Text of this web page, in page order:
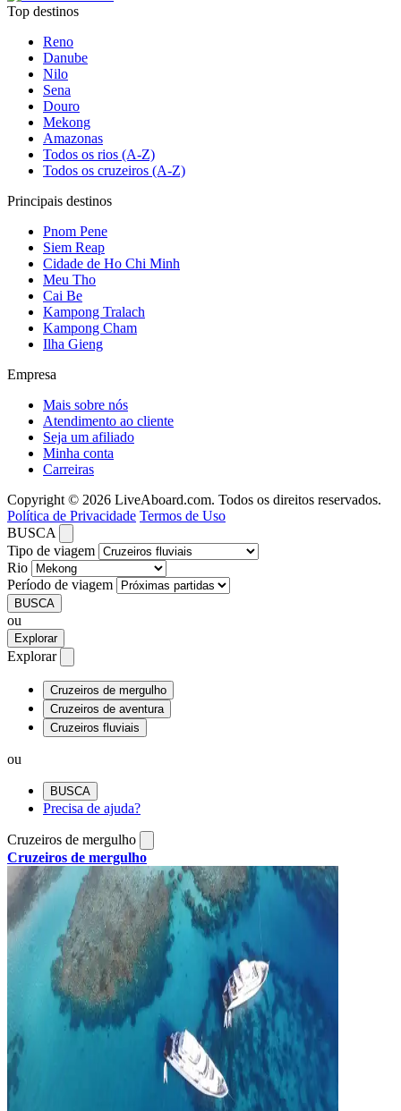
Top destinos
Reno
Danube
Nilo
Sena
Douro
Mekong
Amazonas
Todos os rios (A-Z)
Todos os cruzeiros (A-Z)
Principais destinos
Pnom Pene
Siem Reap
Cidade de Ho Chi Minh
Meu Tho
Cai Be
Kampong Tralach
Kampong Cham
Ilha Gieng
Empresa
Mais sobre nós
Atendimento ao cliente
Seja um afiliado
Minha conta
Carreiras
Copyright © 2026 LiveAboard.com. Todos os direitos reservados.
Política de Privacidade Termos de Uso
BUSCA
Tipo de viagem
Rio
Período de viagem
BUSCA
ou
Explorar
Explorar
Cruzeiros de mergulho
Cruzeiros de aventura
Cruzeiros fluviais
ou
BUSCA
Precisa de ajuda?
Cruzeiros de mergulho
Cruzeiros de mergulho